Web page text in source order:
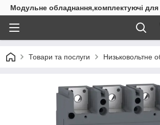
Модульне обладнання,комплектуючі для
Товари та послуги Низьковольтне